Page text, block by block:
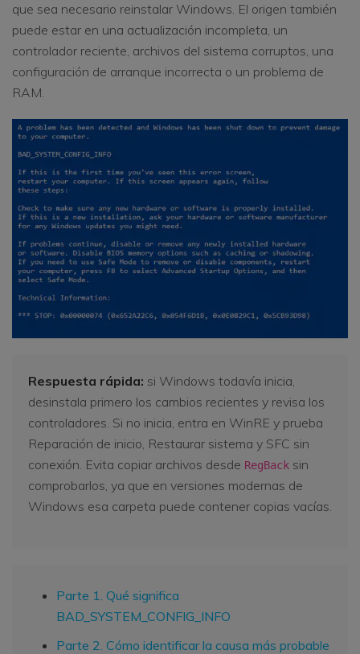
que sea necesario reinstalar Windows. El origen también
puede estar en una actualización incompleta, un
controlador reciente, archivos del sistema corruptos, una
configuración de arranque incorrecta o un problema de
RAM.
Respuesta rápida: si Windows todavía inicia,
desinstala primero los cambios recientes y revisa los
controladores. Si no inicia, entra en WinRE y prueba
Reparación de inicio, Restaurar sistema y SFC sin
conexión. Evita copiar archivos desde RegBack sin
comprobarlos, ya que en versiones modernas de
Windows esa carpeta puede contener copias vacías.
Parte 1. Qué significa
BAD_SYSTEM_CONFIG_INFO
Parte 2. Cómo identificar la causa más probable